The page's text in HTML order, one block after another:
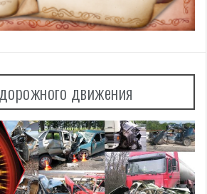
движения